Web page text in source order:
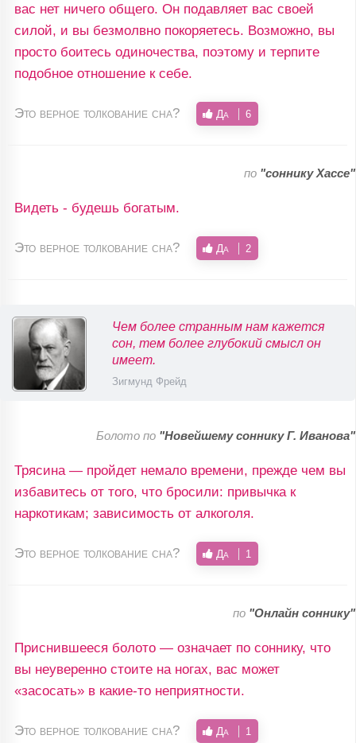
вас нет ничего общего. Он подавляет вас своей
силой, и вы безмолвно покоряетесь. Возможно, вы
просто боитесь одиночества, поэтому и терпите
подобное отношение к себе.
Это верное толкование сна? Да 6
по "соннику Хассе"
Видеть - будешь богатым.
Это верное толкование сна? Да 2
Чем более странным нам кажется
сон, тем более глубокий смысл он
имеет.
Зигмунд Фрейд
Болото по "Новейшему соннику Г. Иванова"
Трясина — пройдет немало времени, прежде чем вы
избавитесь от того, что бросили: привычка к
наркотикам; зависимость от алкоголя.
Это верное толкование сна? Да 1
по "Онлайн соннику"
Приснившееся болото — означает по соннику, что
вы неуверенно стоите на ногах, вас может
«засосать» в какие-то неприятности.
Это верное толкование сна? Да 1